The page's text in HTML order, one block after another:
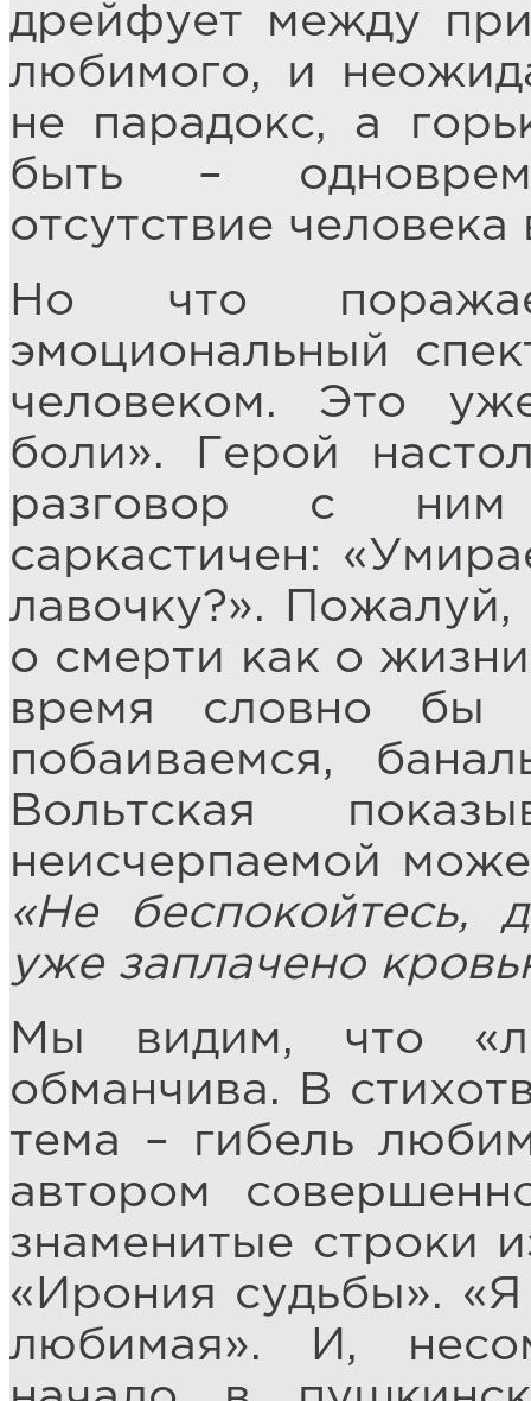
дрейфует между
любимого, и
не парадокс, а
быть –
отсутствие
Но что
эмоциональный
человеком. Это
боли». Герой
разговор с
саркастичен:
лавочку?». Пожалуй,
о смерти как о
время словно бы
побаиваемся,
Вольтская
неисчерпаемой
«Не беспокойтесь,
уже заплачено
Мы видим, что
обманчива. В
тема – гибель
автором
знаменитые строки
«Ирония судьбы».
любимая». И,